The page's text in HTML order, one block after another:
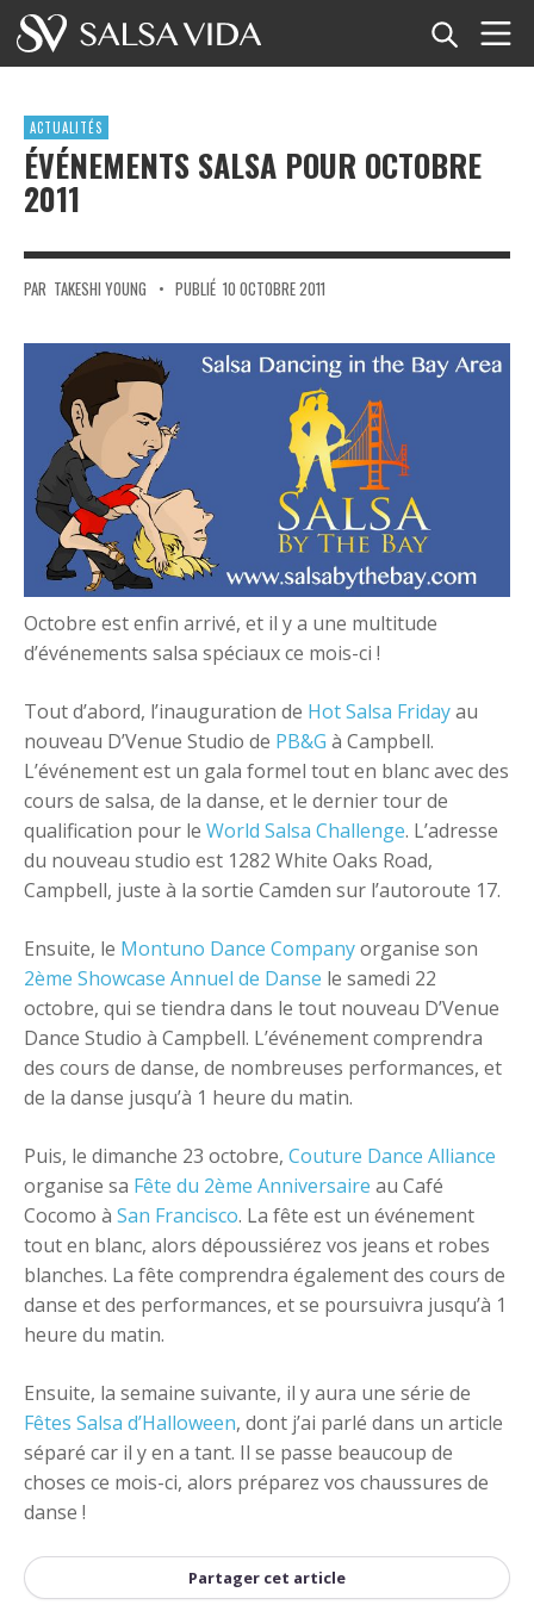
Événements
Actualités
Articles
Glossaire
Boutique
TuneTempo
Ajouter un événement
ACTUALITÉS
ÉVÉNEMENTS SALSA POUR OCTOBRE
2011
PAR TAKESHI YOUNG • PUBLIÉ 10 OCTOBRE 2011
Octobre est enfin arrivé, et il y a une multitude
d’événements salsa spéciaux ce mois-ci !
Tout d’abord, l’inauguration de Hot Salsa Fridayau
nouveau D’Venue Studio de PB&G à Campbell.
L’événement est un gala formel tout en blanc avec des
cours de salsa, de la danse, et le dernier tour de
qualification pour le World Salsa Challenge. L’adresse
du nouveau studio est 1282 White Oaks Road,
Campbell, juste à la sortie Camden sur l’autoroute 17.
Ensuite, le Montuno Dance Companyorganise son
2ème Showcase Annuel de Danse le samedi 22
octobre, qui se tiendra dans le tout nouveau D’Venue
Dance Studio à Campbell. L’événement comprendra
des cours de danse, de nombreuses performances, et
de la danse jusqu’à 1 heure du matin.
Puis, le dimanche 23 octobre, Couture Dance Alliance
organise sa Fête du 2ème Anniversaire au Café
Cocomo à San Francisco. La fête est un événement
tout en blanc, alors dépoussiérez vos jeans et robes
blanches. La fête comprendra également des cours de
danse et des performances, et se poursuivra jusqu’à 1
heure du matin.
Ensuite, la semaine suivante, il y aura une série de
Fêtes Salsa d’Halloween, dont j’ai parlé dans un article
séparé car il y en a tant. Il se passe beaucoup de
choses ce mois-ci, alors préparez vos chaussures de
danse !
Partager cet article